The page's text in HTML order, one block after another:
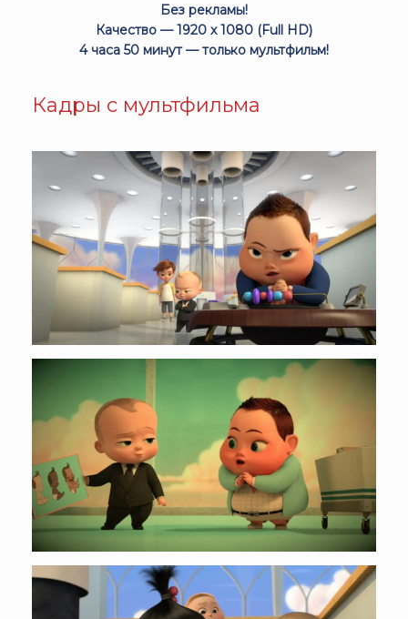
Без рекламы!
Качество — 1920 x 1080 (Full HD)
4 часа 50 минут — только мультфильм!
Кадры с мультфильма